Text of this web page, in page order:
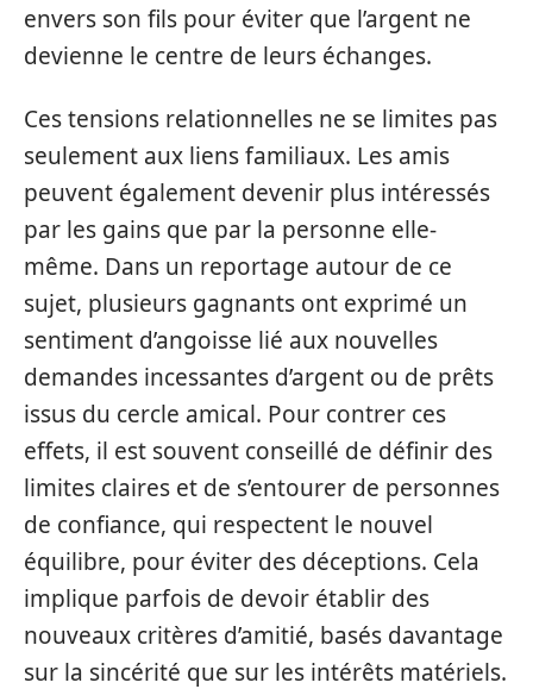
envers son fils pour éviter que l’argent ne
devienne le centre de leurs échanges.
Ces tensions relationnelles ne se limites pas
seulement aux liens familiaux. Les amis
peuvent également devenir plus intéressés
par les gains que par la personne elle-
même. Dans un reportage autour de ce
sujet, plusieurs gagnants ont exprimé un
sentiment d’angoisse lié aux nouvelles
demandes incessantes d’argent ou de prêts
issus du cercle amical. Pour contrer ces
effets, il est souvent conseillé de définir des
limites claires et de s’entourer de personnes
de confiance, qui respectent le nouvel
équilibre, pour éviter des déceptions. Cela
implique parfois de devoir établir des
nouveaux critères d’amitié, basés davantage
sur la sincérité que sur les intérêts matériels.